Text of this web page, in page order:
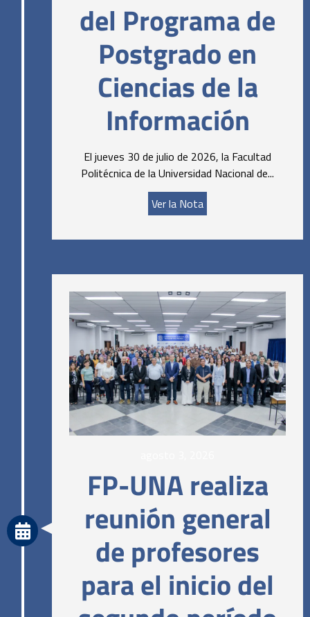
del Programa de
Postgrado en
Ciencias de la
Información
El jueves 30 de julio de 2026, la Facultad
Politécnica de la Universidad Nacional de...
Ver la Nota
FP-UNA realiza
reunión general
de profesores
para el inicio del